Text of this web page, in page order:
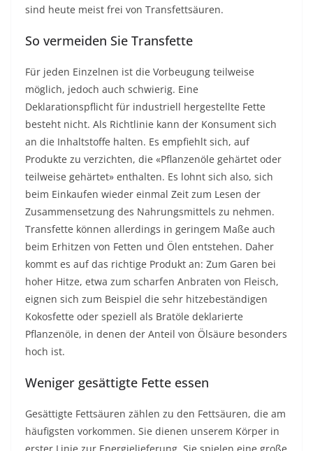
sind heute meist frei von Transfettsäuren.
So vermeiden Sie Transfette
Für jeden Einzelnen ist die Vorbeugung teilweise
möglich, jedoch auch schwierig. Eine
Deklarationspflicht für industriell hergestellte Fette
besteht nicht. Als Richtlinie kann der Konsument sich
an die Inhaltstoffe halten. Es empfiehlt sich, auf
Produkte zu verzichten, die «Pflanzenöle gehärtet oder
teilweise gehärtet» enthalten. Es lohnt sich also, sich
beim Einkaufen wieder einmal Zeit zum Lesen der
Zusammensetzung des Nahrungsmittels zu nehmen.
Transfette können allerdings in geringem Maße auch
beim Erhitzen von Fetten und Ölen entstehen. Daher
kommt es auf das richtige Produkt an: Zum Garen bei
hoher Hitze, etwa zum scharfen Anbraten von Fleisch,
eignen sich zum Beispiel die sehr hitzebeständigen
Kokosfette oder speziell als Bratöle deklarierte
Pflanzenöle, in denen der Anteil von Ölsäure besonders
hoch ist.
Weniger gesättigte Fette essen
Gesättigte Fettsäuren zählen zu den Fettsäuren, die am
häufigsten vorkommen. Sie dienen unserem Körper in